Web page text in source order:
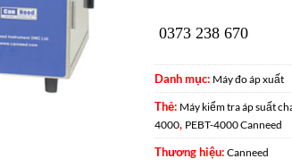
0373 238 670
Danh mục: Máy đo áp xuất
Thẻ: Máy kiểm tra áp suất
4000, PEBT-4000 Canneed
Thương hiệu: Canneed